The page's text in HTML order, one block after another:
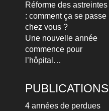
Réforme des astreintes
: comment ça se passe
chez vous ?
Une nouvelle année
commence pour
l’hôpital…
PUBLICATIONS
4 années de perdues